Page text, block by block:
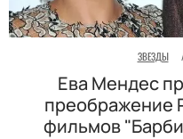
ЗВЕЗДЫ
Ева Мендес
преображение
фильмов